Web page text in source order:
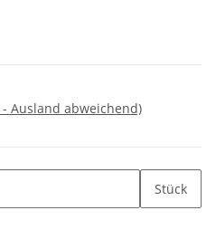
- Ausland abweichend)
Stück